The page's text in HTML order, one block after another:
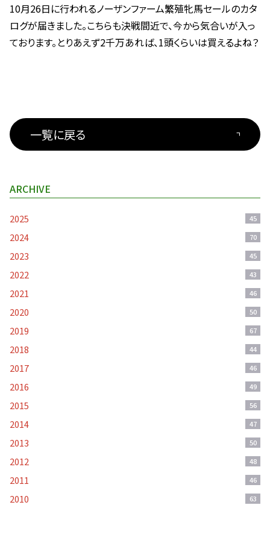
10月26日に行われるノーザンファーム繁殖牝馬セールのカタ
ログが届きました。こちらも決戦間近で、今から気合いが入っ
ております。とりあえず2千万あれば、1頭くらいは買えるよね？
一覧に戻る
ARCHIVE
2025 45
2024 70
2023 45
2022 43
2021 46
2020 50
2019 67
2018 44
2017 46
2016 49
2015 56
2014 47
2013 50
2012 48
2011 46
2010 63